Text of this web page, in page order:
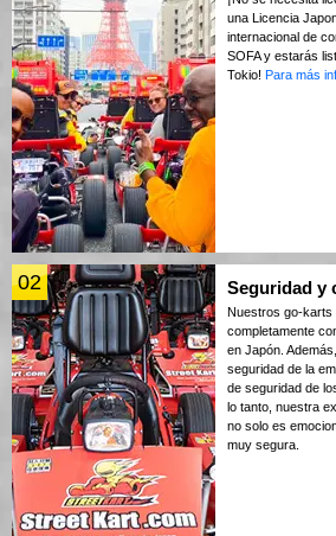
una Licencia
internacional de
SOFA y estarás
Tokio! Para más
02 Seguridad y
Nuestros go-karts
completamente
en Japón.
seguridad de la
de seguridad de
lo tanto, nuestra
no solo es
muy segura.